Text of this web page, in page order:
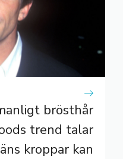
brösthår
trend talar
kroppar kan